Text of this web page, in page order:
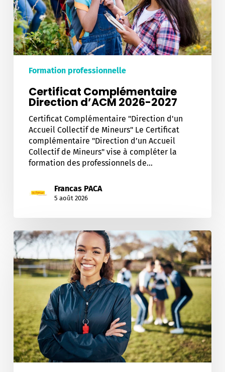
Formation professionnelle
Certificat Complémentaire
Direction d’ACM 2026-2027
Certificat Complémentaire "Direction d'un
Accueil Collectif de Mineurs" Le Certificat
complémentaire "Direction d’un Accueil
Collectif de Mineurs" vise à compléter la
formation des professionnels de…
Francas PACA
5 août 2026
CPJEPS
Animateur
d’Activités
et
de
Quotidienne